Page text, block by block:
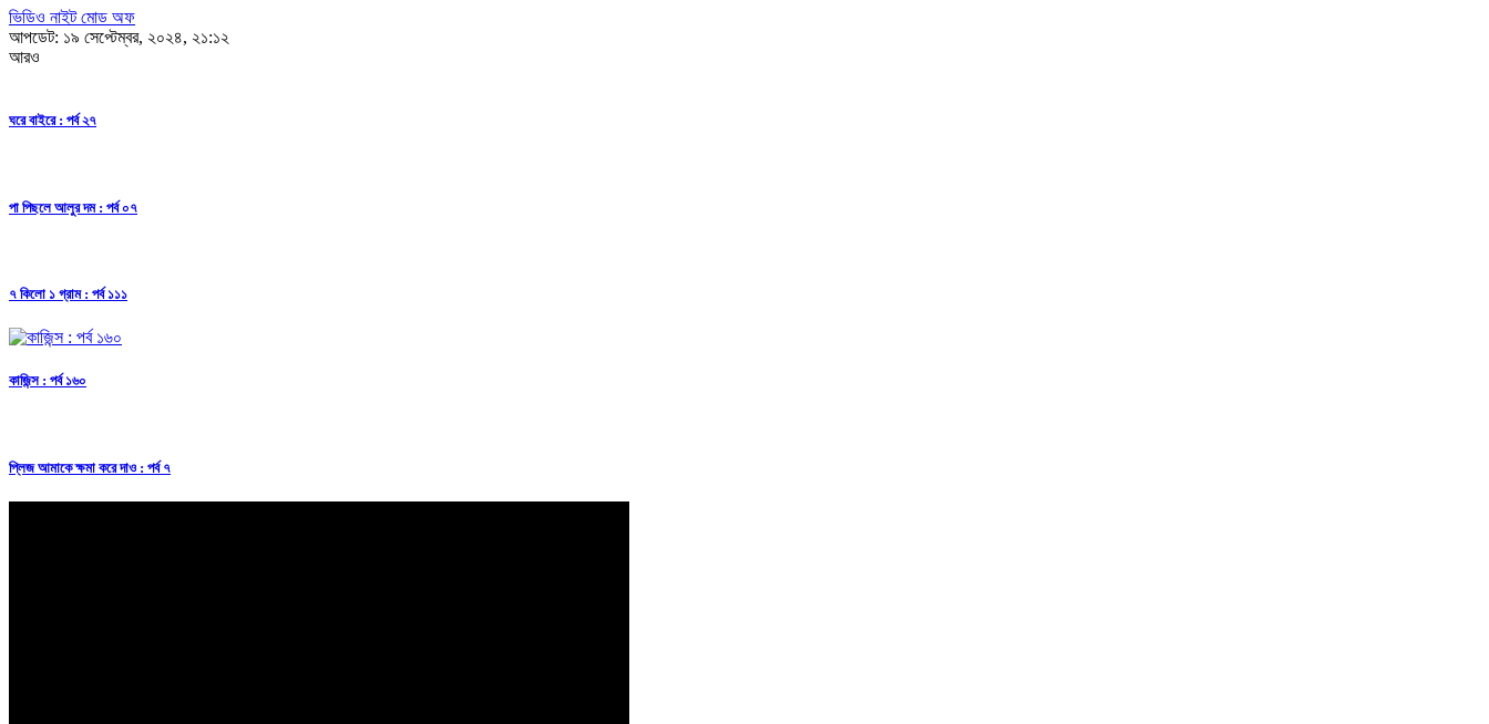
ভিডিও নাইট মোড অফ
আপডেট: ১৯ সেপ্টেম্বর, ২০২৪, ২১:১২
আরও
ঘরে বাইরে : পর্ব ২৭
পা পিছলে আলুর দম : পর্ব ০৭
৭ কিলো ১ গ্রাম : পর্ব ১১১
কাজিন্স : পর্ব ১৬০
প্লিজ আমাকে ক্ষমা করে দাও : পর্ব ৭